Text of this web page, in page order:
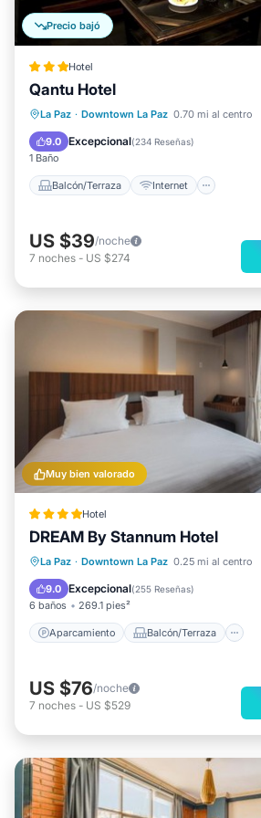
Precio bajó
Hotel
Qantu Hotel
La Paz · Downtown La Paz 0.70 mi al centro
9.0 Excepcional(234 Reseñas)
1 Baño
Balcón/Terraza Internet
Balcón/Terraza
Apto para niños
Accesible en silla de ruedas
US $39/noche
7 noches - US $274
Muy bien valorado
Hotel
DREAM By Stannum Hotel
La Paz · Downtown La Paz 0.25 mi al centro
9.0 Excepcional(255 Reseñas)
6 baños 269.1 pies²
Aparcamiento Balcón/Terraza
Aparcamiento
Balcón/Terraza
Internet
Se admiten mascotas
US $76/noche
7 noches - US $529